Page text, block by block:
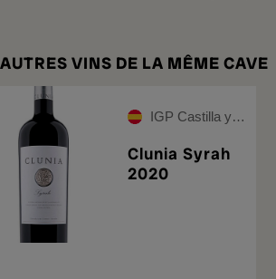
AUTRES VINS DE LA MÊME CAVE
IGP Castilla y León
Clunia Syrah
2020